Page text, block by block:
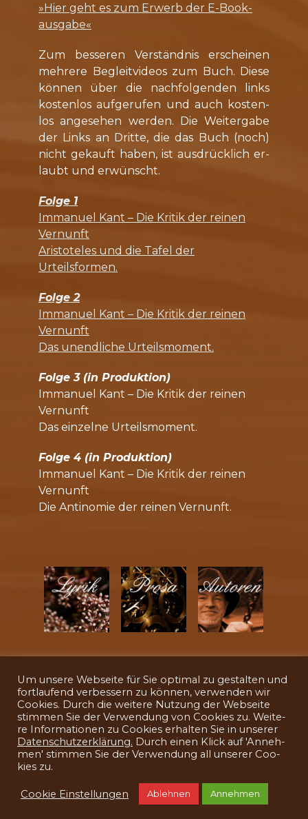
»Hier geht es zum Er­werb der E-Book­
aus­ga­be«
Zum bes­se­ren Ver­ständ­nis er­schei­nen
meh­re­re Be­gleit­vi­de­os zum Buch. Die­se
kön­nen über die nach­fol­gen­den links
kos­ten­los auf­ge­ru­fen und auch kos­ten­
los an­ge­se­hen wer­den. Die Wei­ter­ga­be
der Links an Drit­te, die das Buch (noch)
nicht ge­kauft ha­ben, ist aus­drück­lich er­
laubt und er­wünscht.
Folge 1
Immanuel Kant – Die Kritik der reinen
Vernunft
Aristoteles und die Tafel der
Urteilsformen.
Folge 2
Immanuel Kant – Die Kritik der reinen
Vernunft
Das unendliche Urteilsmoment.
Folge 3 (in Produktion)
Immanuel Kant – Die Kritik der reinen
Vernunft
Das einzelne Urteilsmoment.
Folge 4 (in Produktion)
Immanuel Kant – Die Kritik der reinen
Vernunft
Die Antinomie der reinen Vernunft.
VIDEOPUBLIKATIONEN
© 2026CIVITAS IMPERII VERLAG-IMPRESSUM/
Um un­se­re Web­sei­te für Sie op­ti­mal zu ge­stal­ten und
fort­lau­fend ver­bes­sern zu kön­nen, ver­wen­den wir
Coo­kies. Durch die wei­te­re Nut­zung der Web­sei­te
stim­men Sie der Ver­wen­dung von Coo­kies zu. Wei­te­
re In­for­ma­tio­nen zu Coo­kies er­hal­ten Sie in un­se­rer
Da­ten­schutz­er­klä­rung. Durch ei­nen Klick auf 'An­neh­
men' stim­men Sie der Ver­wen­dung all un­se­rer Coo­
kies zu.
Cookie Einstellungen Ablehnen Annehmen